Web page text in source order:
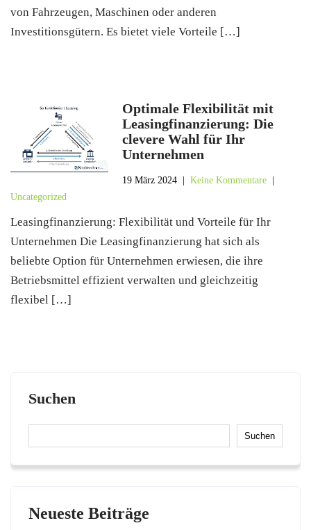
von Fahrzeugen, Maschinen oder anderen
Investitionsgütern. Es bietet viele Vorteile […]
Optimale Flexibilität mit
Leasingfinanzierung: Die
clevere Wahl für Ihr
Unternehmen
19 März 2024 |Keine Kommentare
Uncategorized
Leasingfinanzierung: Flexibilität und Vorteile für Ihr
Unternehmen Die Leasingfinanzierung hat sich als
beliebte Option für Unternehmen erwiesen, die ihre
Betriebsmittel effizient verwalten und gleichzeitig
flexibel […]
Suchen
Suchen
Neueste Beiträge